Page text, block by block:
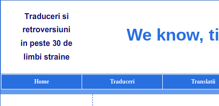
We know,
Home Traduceri Translatii